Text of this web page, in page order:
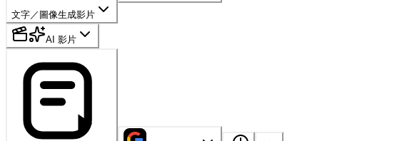
文字／圖像生成影片
AI 影片